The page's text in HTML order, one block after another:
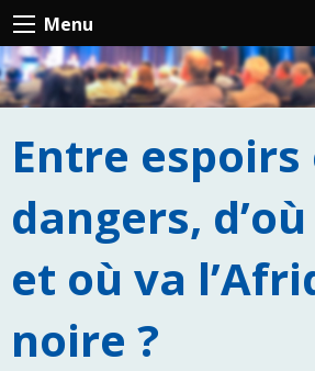
Menu
Entre espoirs
dangers,
et où va
noire ?